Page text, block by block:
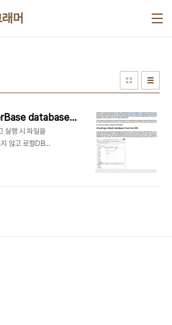
머
FireDAC을 이용해 InterBase database 생성하기
실행 시 파일을
않고 로컬DB를
링크에서 자세